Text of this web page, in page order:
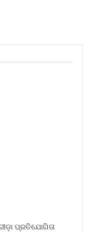
ପ୍ରତିଯୋଗିତା